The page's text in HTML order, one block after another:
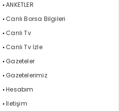
ANKETLER
Canlı Borsa Bilgileri
Canlı Tv
Canlı Tv İzle
Gazeteler
Gazetelerimiz
Hesabım
İletişim